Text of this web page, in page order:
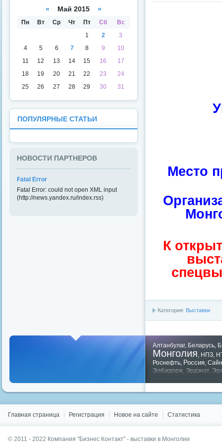
Место
К
Категория: Выставки
« Май 2015 »
Пн Вт Ср Чт Пт Сб
Вс
1
2
3
4
5 6 7 8 9
10
11
12 13 14 15 16
17
18
19 20 21 22 23
24
25
26 27 28 29 30 31
ПОПУЛЯРНЫЕ СТАТЬИ
НОВОСТИ ПАРТНЕРОВ
Fatal Error
Fatal Error: could not open XML input
(http://news.yandex.ru/index.rss)
Алтанбулаг, Беларусь
Монголия НПЗ
Роснефть Россия
Элбэгдорж Эрдэнэт,
Главная страница Регистрация Новое на сайте Статистика
© 2011 - 2022 Компания "Бизнес Контакт" - выставки в Монголии